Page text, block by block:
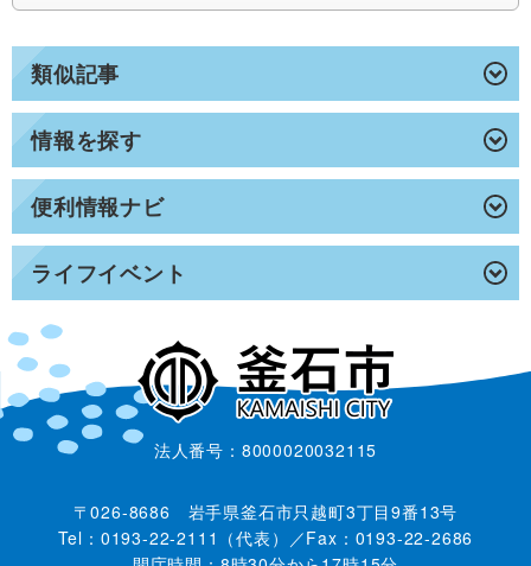
類似記事
情報を探す
便利情報ナビ
ライフイベント
法人番号：8000020032115
〒026-8686 岩手県釜石市只越町3丁目9番13号
Tel：0193-22-2111（代表）／Fax：0193-22-2686